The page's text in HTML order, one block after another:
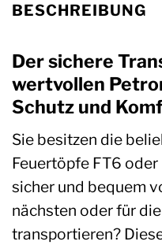
BESCHREIBUNG
Der sichere
wertvollen
Schutz und
Sie besitzen die
Feuertöpfe FT6
sicher und bequem
nächsten oder für
transportieren?